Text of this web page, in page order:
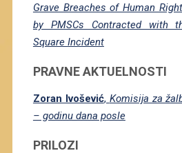
Grave Breaches of Human
by PMSCs Contracted with
Square Incident
PRAVNE AKTUELNOSTI
Zoran Ivošević, Komisija za
– godinu dana posle
PRILOZI